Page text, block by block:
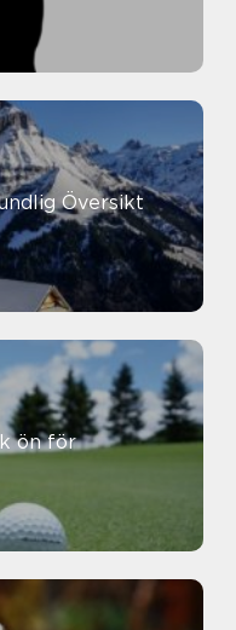
Översikt
ön för